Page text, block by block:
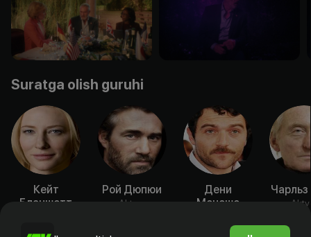
Suratga olish guruhi
Кейт
Бланшетт
Рой Дюпюи
Aktyor
Дени
Меноше